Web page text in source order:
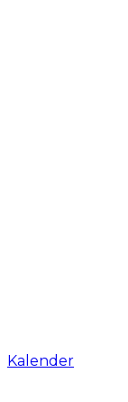
Kalender